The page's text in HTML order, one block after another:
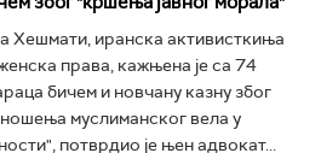
Хешмати, иранска активисткиња
права, кажњена је са 74
бичем и новчану казну због
муслиманског вела у
потврдио је њен адвокат...